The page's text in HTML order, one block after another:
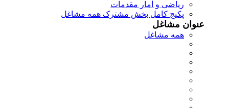
ریاضی و آمار مقدمات
پکیج کامل بخش مشترک همه مشاغل
عنوان مشاغل
همه مشاغل